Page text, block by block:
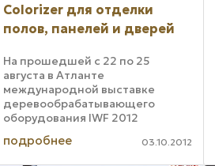
Colorizer для отделки
полов, панелей и дверей
На прошедшей с 22 по 25
августа в Атланте
международной выставке
деревообрабатывающего
оборудования IWF 2012
представила свои новейшие
подробнее 03.10.2012